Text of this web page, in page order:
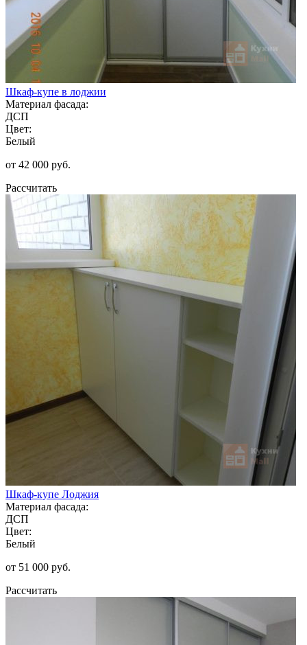
Шкаф-купе в лоджии
Материал фасада:
ДСП
Цвет:
Белый
от 42 000 руб.
Рассчитать
Шкаф-купе Лоджия
Материал фасада:
ДСП
Цвет:
Белый
от 51 000 руб.
Рассчитать